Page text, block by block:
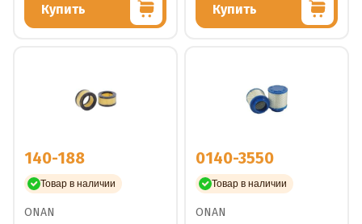
Купить Купить
140-188
Товар в наличии
ONAN
0140-3550
Товар в наличии
ONAN